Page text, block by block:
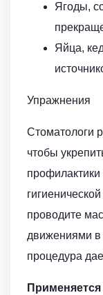
Ягоды,
Яйца,
Упражнения
Стоматологи
чтобы
проводите
движениями в
процедура